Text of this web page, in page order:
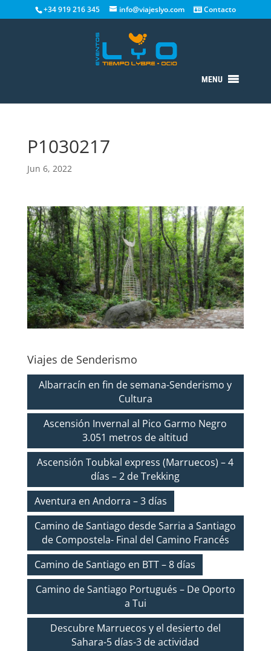
+34 919 216 345 info@viajeslyo.com Contacto
MENU
P1030217
Jun 6, 2022
Viajes de Senderismo
Albarracín en fin de semana-Senderismo y
Cultura
Ascensión Invernal al Pico Garmo Negro
3.051 metros de altitud
Ascensión Toubkal express (Marruecos) – 4
días – 2 de Trekking
Aventura en Andorra – 3 días
Camino de Santiago desde Sarria a Santiago
de Compostela- Final del Camino Francés
Camino de Santiago en BTT – 8 días
Camino de Santiago Portugués – De Oporto
a Tui
Descubre Marruecos y el desierto del
Sahara-5 días-3 de actividad